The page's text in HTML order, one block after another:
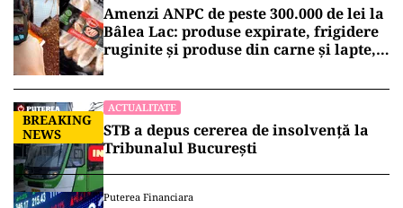
Amenzi ANPC de peste 300.000 de lei la
Bâlea Lac: produse expirate, frigidere
ruginite și produse din carne și lapte,
BREAKING
NEWS
ACTUALITATE
STB a depus cererea de insolvență la
Tribunalul București
Puterea Financiara